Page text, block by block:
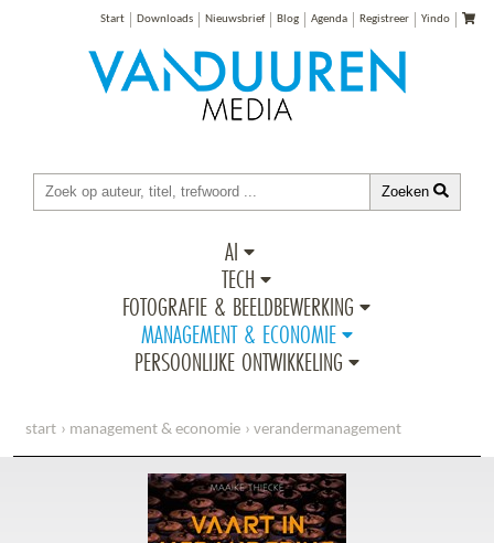
Start Downloads Nieuwsbrief Blog Agenda Registreer Yindo
Zoeken
AI
TECH
FOTOGRAFIE & BEELDBEWERKING
MANAGEMENT & ECONOMIE
PERSOONLIJKE ONTWIKKELING
start management & economie verandermanagement
vaart in verandering